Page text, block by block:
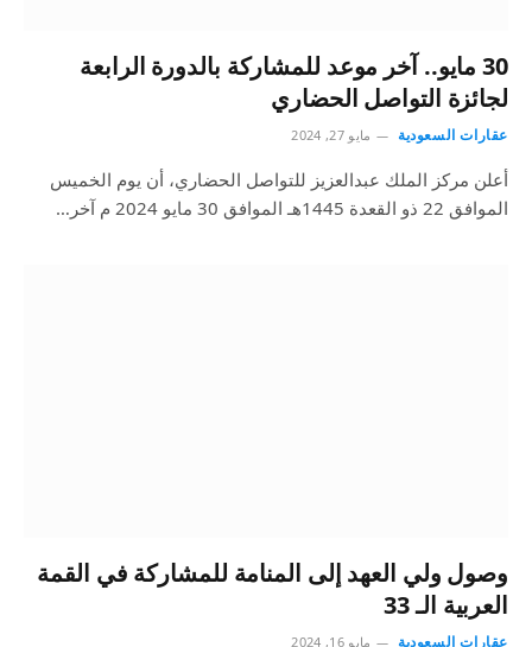
30 مايو.. آخر موعد للمشاركة بالدورة الرابعة
لجائزة التواصل الحضاري
عقارات السعودية مايو 27, 2024
أعلن مركز الملك عبدالعزيز للتواصل الحضاري، أن يوم الخميس
الموافق 22 ذو القعدة 1445هـ الموافق 30 مايو 2024 م آخر…
وصول ولي العهد إلى المنامة للمشاركة في القمة
العربية الـ 33
عقارات السعودية مايو 16, 2024